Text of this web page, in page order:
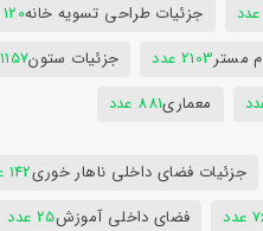
جزئیات طراحی تسویه خانه120 عدد
مستر2103 عدد جزئیات ستون1157 عدد
معماری881 عدد
جزئیات فضای داخلی ناهار خوری142 عدد
فضای داخلی آموزش25 عدد